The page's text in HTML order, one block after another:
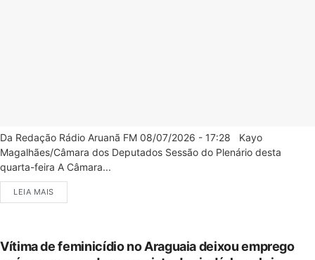
Da Redação Rádio Aruanã FM 08/07/2026 - 17:28 Kayo
Magalhães/Câmara dos Deputados Sessão do Plenário desta
quarta-feira A Câmara...
LEIA MAIS
Vítima de feminicídio no Araguaia deixou emprego